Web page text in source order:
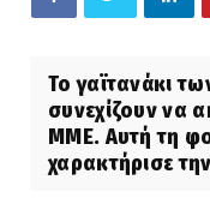
Το γαϊτανάκι
συνεχίζουν να
ΜΜΕ. Αυτή τη
χαρακτήρισε